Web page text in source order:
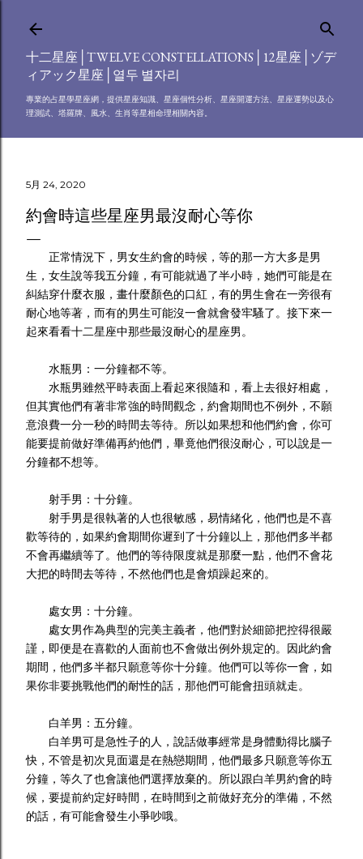
十二星座│TWELVE CONSTELLATIONS│12星座│ゾデ
ィアック星座│열두 별자리
專業的占星學星座網，提供星座知識、星座個性分析、星座開運方法、星座運勢以及心
理測試、塔羅牌、風水、生肖等星相命理相關內容。
5月 24, 2020
約會時這些星座男最沒耐心等你
正常情況下，男女生約會的時候，等的那一方大多是男
生，女生說等我五分鐘，有可能就過了半小時，她們可能是在
糾結穿什麼衣服，畫什麼顏色的口紅，有的男生會在一旁很有
耐心地等著，而有的男生可能沒一會就會發牢騷了。接下來一
起來看看十二星座中那些最沒耐心的星座男。
水瓶男：一分鐘都不等。
水瓶男雖然平時表面上看起來很隨和，看上去很好相處，
但其實他們有著非常強的時間觀念，約會期間也不例外，不願
意浪費一分一秒的時間去等待。所以如果想和他們約會，你可
能要提前做好準備再約他們，畢竟他們很沒耐心，可以說是一
分鐘都不想等。
射手男：十分鐘。
射手男是很執著的人也很敏感，易情緒化，他們也是不喜
歡等待的，如果約會期間你遲到了十分鐘以上，那他們多半都
不會再繼續等了。他們的等待限度就是那麼一點，他們不會花
大把的時間去等待，不然他們也是會煩躁起來的。
處女男：十分鐘。
處女男作為典型的完美主義者，他們對於細節把控得很嚴
謹，即便是在喜歡的人面前也不會做出例外規定的。因此約會
期間，他們多半都只願意等你十分鐘。他們可以等你一會，如
果你非要挑戰他們的耐性的話，那他們可能會扭頭就走。
白羊男：五分鐘。
白羊男可是急性子的人，說話做事經常是身體動得比腦子
快，不管是初次見面還是在熱戀期間，他們最多只願意等你五
分鐘，等久了也會讓他們選擇放棄的。所以跟白羊男約會的時
候，要提前約定好時間，在時間到之前做好充分的準備，不然
的話，有可能會發生小爭吵哦。